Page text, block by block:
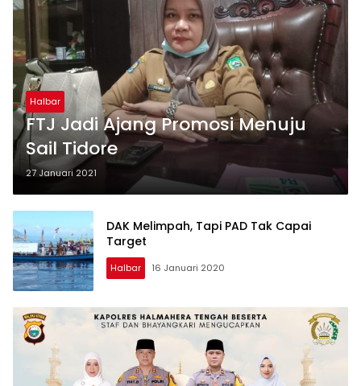
Halbar
FTJ Jadi Ajang Promosi Menuju
Sail Tidore
27 Januari 2021
DAK Melimpah, Tapi PAD Tak Capai
Target
Halbar 16 Januari 2020